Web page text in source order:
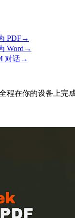
PDF→
Word →
对话→
程在你的设备上完